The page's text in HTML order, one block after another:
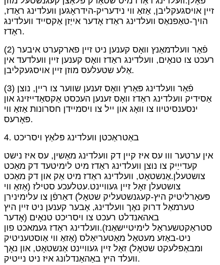
זיין אויסגעקליבן, אַזאַ ווי נידעריק-הידראָגען וועלדינג ראַדז,
הויך-טאַפנאַס וועלדינג ראַדז אָדער אייַזן אַקסייד וועלדינג
ראַדז.
(2) פֿאַר וועלדמאַנץ וואָס קענען ניט זיין פארקערט איבער
רעכט צו טנאָים, וועלדינג ראַדז וואָס קענען זיין וועלדעד אין
אַלע שטעלעס מוזן זיין אויסגעקליבן.
(3) פֿאַר וועלדינג פּאַרץ וואָס זענען שווער צו ריין, נוצן
אַסידיק וועלדינג ראַדז וואָס זענען העכסט אַקסאַדייזינג און
ינסענסיטיוו צו וואָג און ייל צו ויסמיידן חסרונות אַזאַ ווי
פּאָרעס.
4. באַטראַכטן וועלדינג פּלאַץ ויסריכט
אין ערטער ווו עס איז קיין דק וועלדינג מאַשין, עס איז נישט
קעדייַיק צו נוצן וועלדינג ראַדז מיט לימיטעד דק מאַכט
צושטעלן.אַנשטאָט, וועלדינג ראַדז מיט אַק און דק מאַכט
צושטעלן זאָל זיין געוויינט.עטלעכע סטילז (אַזאַ ווי
פּעאַרליטיק היץ-קעגנשטעליק שטאָל) דאַרפֿן צו עלימינירן
טערמאַל דרוק נאָך וועלדינג, אָבער קענען ניט זיין היץ
באהאנדלט רעכט צו ויסריכט טנאָים (אָדער
סטראַקטשעראַל לימיטיישאַנז).וועלדינג ראַדז געמאכט פון
ניט-באַזע מעטאַל מאַטעריאַלס (אַזאַ ווי אַוסטעניטיק
ומבאַפלעקט שטאָל) זאָל זיין געוויינט אַנשטאָט, און נאָך
וועלד היץ באַהאַנדלונג איז ניט נייטיק.